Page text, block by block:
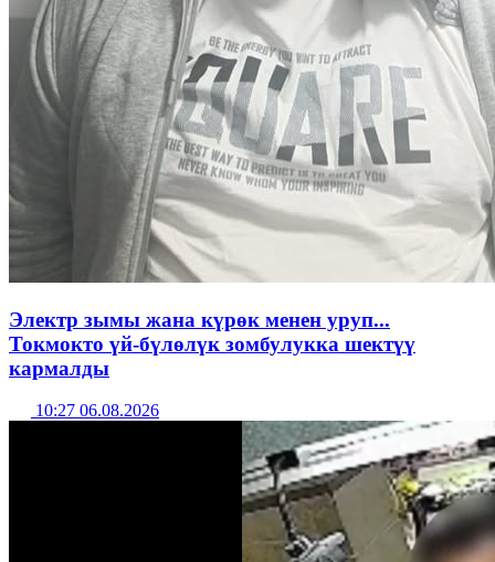
Электр зымы жана күрөк менен уруп...
Токмокто үй-бүлөлүк зомбулукка шектүү
кармалды
10:27 06.08.2026